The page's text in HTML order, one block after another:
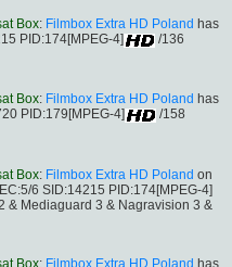
Box: Filmbox Extra HD Poland has
PID:174[MPEG-4]
/136
Box: Filmbox Extra HD Poland has
PID:179[MPEG-4]
/158
Box: Filmbox Extra HD Poland on
6 SID:14215 PID:174[MPEG-4]
& Mediaguard 3 & Nagravision 3 &